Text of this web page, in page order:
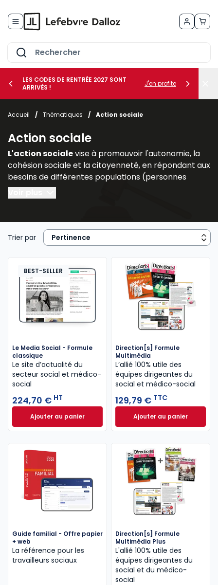
le sous-menu Vos métiers
le sous-menu Vos besoins
LES CODES DE RENTRÉE 2027 SONT
ARRIVÉS !
J'en profite
Accueil / Thématiques / Action sociale
Action sociale
L'action socialevise à promouvoir l'autonomie, la
cohésion sociale et la citoyenneté, en répondant aux
besoins de différentes populations (personnes
handicapées, personnes âgées, familles
vulnérables).
Pour aider les professionnels du secteur –
travailleurs sociaux, chefs de service, directeurs… – à
mieux remplir leurs missions,Lefebvre Dallozles
accompagne avec une information utile et
accessible répondant à leurs besoins : des contenus
réglementaires et législatifs à jour, l’actualité en
temps réel, des exemples de bonnes pratiques…
Trier par
BEST-SELLER
Le Media Social - Formule
classique
Le site d’actualité du
secteur social et médico-
social
224,70 € HT
Ajouter au panierLe Media Social - Formule classique à 224,70 € HT
Direction[s] Formule
Multimédia
L’allié 100% utile des
équipes dirigeantes du
social et médico-social
129,79 € TTC
Ajouter au panier
Direction[s]
Guide familial - Offre papier
+ web
La référence pour les
travailleurs sociaux
Direction[s] Formule
Multimédia Plus
L'allié 100% utile des
équipes dirigeantes du
social et du médico-
social